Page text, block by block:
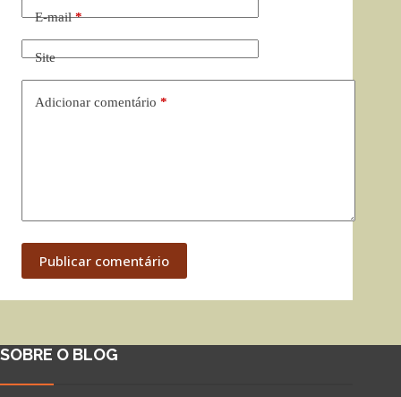
E-mail*
Site
Adicionar comentário *
Publicar comentário
SOBRE O BLOG